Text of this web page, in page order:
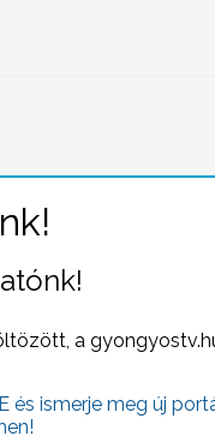
több mint 300
a
és ismerje meg új